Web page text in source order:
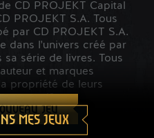
jeu
MES JEUX
CD PROJEKT Capital
PROJEKT S.A. Tous
par CD PROJEKT S.A.
dans l'univers créé par
série de livres. Tous
et marques
propriété de leurs
respectifs.